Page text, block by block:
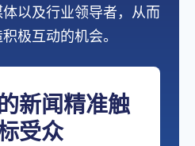
以及行业领导者，从而
极互动的机会。
新闻精准触
受众